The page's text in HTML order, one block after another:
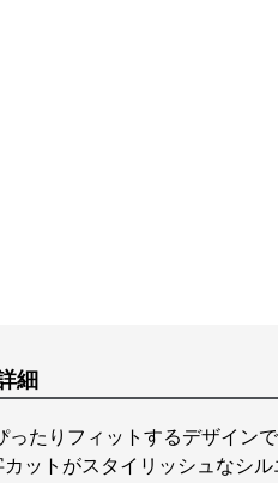
細
ったりフィットするデザイン
ットがスタイリッシュなシ